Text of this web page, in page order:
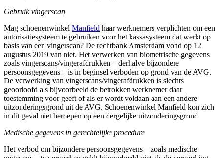
Gebruik vingerscan
Mag schoenenwinkel Manfield haar werknemers verplichten om een
autorisatiesysteem te gebruiken voor het kassasysteem dat werkt op
basis van een vingerscan? De rechtbank Amsterdam vond op 12
augustus 2019 van niet. Het verwerken van biometrische gegevens
zoals vingerscans/vingerafdrukken – derhalve bijzondere
persoonsgegevens – is in beginsel verboden op grond van de AVG.
De verwerking van vingerscans/vingerafdrukken is slechts
geoorloofd als bijvoorbeeld de betrokken werknemer daar
toestemming voor geeft of als er wordt voldaan aan een andere
uitzonderingsgrond uit de AVG. Schoenenwinkel Manfield kon zich
in dit geval niet beroepen op een dergelijke uitzonderingsgrond.
Medische gegevens in gerechtelijke procedure
Het verbod om bijzondere persoonsgegevens – zoals medische